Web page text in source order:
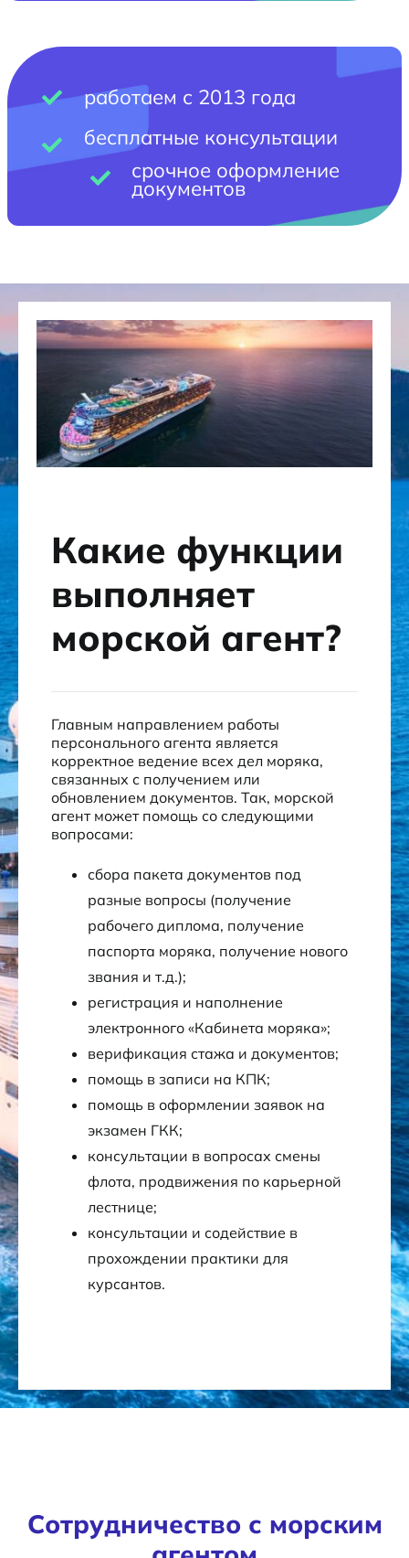
работаем с 2013 года
бесплатные консультации
срочное оформление
документов
Какие функции
выполняет
морской агент?
Главным направлением работы
персонального агента является
корректное ведение всех дел моряка,
связанных с получением или
обновлением документов. Так, морской
агент может помощь со следующими
вопросами:
сбора пакета документов под
разные вопросы (получение
рабочего диплома, получение
паспорта моряка, получение нового
звания и т.д.);
регистрация и наполнение
электронного «Кабинета моряка»;
верификация стажа и документов;
помощь в записи на КПК;
помощь в оформлении заявок на
экзамен ГКК;
консультации в вопросах смены
флота, продвижения по карьерной
лестнице;
консультации и содействие в
прохождении практики для
курсантов.
Сотрудничество с морским